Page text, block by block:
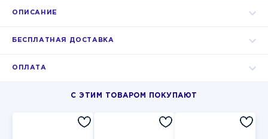
ОПИСАНИЕ
БЕСПЛАТНАЯ ДОСТАВКА
ОПЛАТА
С ЭТИМ ТОВАРОМ ПОКУПАЮТ